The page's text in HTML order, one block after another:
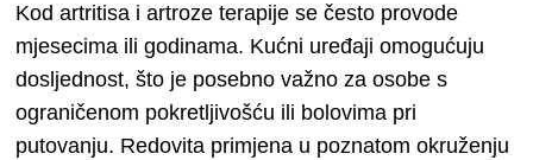
Kod artritisa i artroze terapije se često provode
mjesecima ili godinama. Kućni uređaji omogućuju
dosljednost, što je posebno važno za osobe s
ograničenom pokretljivošću ili bolovima pri
putovanju. Redovita primjena u poznatom okruženju